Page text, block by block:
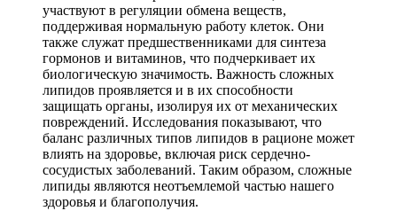
участвуют в регуляции обмена веществ,
поддерживая нормальную работу клеток. Они
также служат предшественниками для синтеза
гормонов и витаминов, что подчеркивает их
биологическую значимость. Важность сложных
липидов проявляется и в их способности
защищать органы, изолируя их от механических
повреждений. Исследования показывают, что
баланс различных типов липидов в рационе может
влиять на здоровье, включая риск сердечно-
сосудистых заболеваний. Таким образом, сложные
липиды являются неотъемлемой частью нашего
здоровья и благополучия.